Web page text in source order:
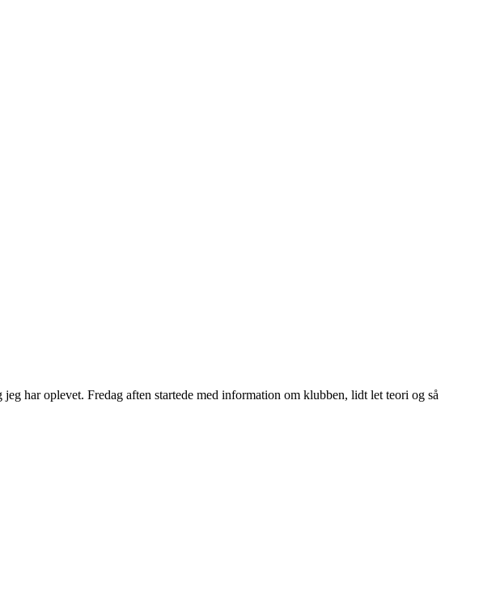
har oplevet. Fredag aften startede med information om klubben, lidt let teori og så